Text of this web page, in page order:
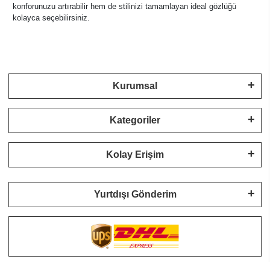
konforunuzu artırabilir hem de stilinizi tamamlayan ideal gözlüğü
kolayca seçebilirsiniz.
Kurumsal
Kategoriler
Kolay Erişim
Yurtdışı Gönderim